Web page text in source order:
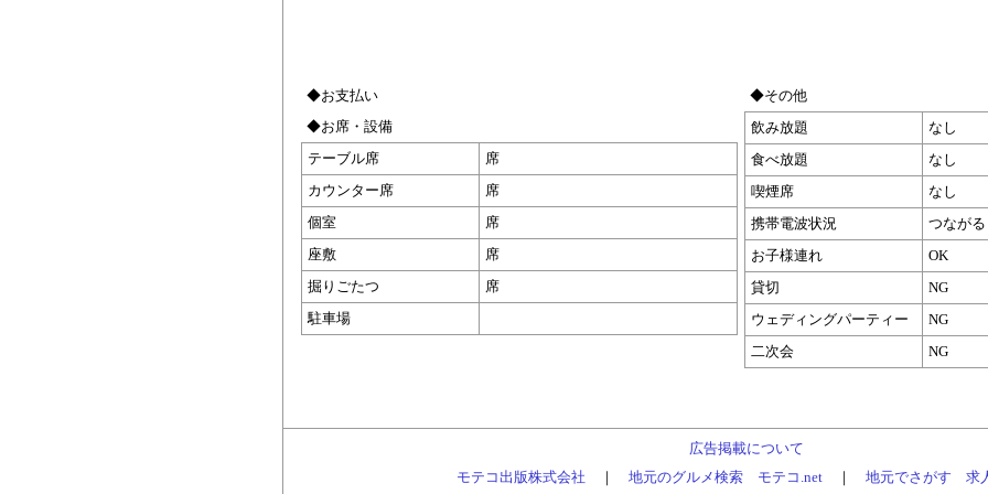
◆お支払い
◆お席・設備
テーブル席
席
カウンター席
席
個室
席
座敷
席
掘りごたつ
席
駐車場
◆その他
飲み放題
なし
食べ放題
なし
喫煙席
なし
携帯電波状況
つながる
お子様連れ
OK
貸切
NG
ウェディングパーティー
NG
二次会
NG
広告掲載について
モテコ出版株式会社 ｜ 地元のグルメ検索 モテコ.net｜ 地元でさがす 求